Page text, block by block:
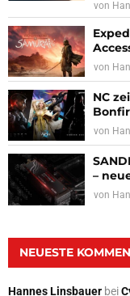
von
von
NC
von
–
von
NEUESTE
Hannes Linsbauer bei